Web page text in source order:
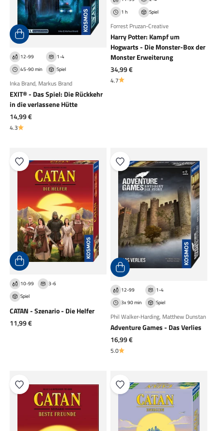
12-99
1-4
45-90 min
Spiel
Inka Brand, Markus Brand
EXIT® - Das Spiel: Die Rückkehr
in die verlassene Hütte
Angebot
14,99 €
4.3
1 h
Spiel
Forrest Pruzan-Creative
Harry Potter: Kampf um
Hogwarts - Die Monster-Box der
Monster Erweiterung
Angebot
34,99 €
4.7
10-99
3-6
Spiel
CATAN - Szenario - Die Helfer
Angebot
11,99 €
12-99
1-4
3x 90 min
Spiel
Phil Walker-Harding, Matthew Dunstan
Adventure Games - Das Verlies
Angebot
16,99 €
5.0